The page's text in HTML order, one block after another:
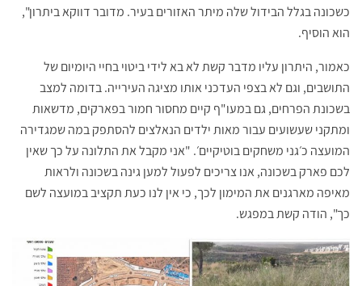
כשכונה בגלל הבידול שלה מיתר האזורים בעיר. מדובר דווקא ביתרון",
הוא הוסיף.
כאמור, היתרון עליו מדבר קשת לא בא לידי ביטוי בחיי היומיום של
התושבים, וגם לא בצפי העדכני אותו מציגה העירייה. בדומה למצב
בשכונת הפרחים, גם במעו"ף קיים מחסור חמור בפארקים, מדשאות
ומתקני שעשועים עבור מאות ילדים הנאלצים להסתפק במה שמגדירה
המועצה כ׳גני משחקים בוטיקיים׳. "אני מקבל את התלונה על כך שאין
לכם פארק בשכונה, אנו צריכים לפעול למען גינה בשכונה ולראות
מאיפה מארגנים את המימון לכך, כי אין לנו כעת תקציב במועצה לשם
כך", הודה קשת במפגש.